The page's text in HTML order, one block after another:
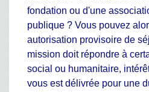
fondation ou d'une
publique ? Vous pouvez
autorisation provisoire de
mission doit répondre à
social ou humanitaire,
vous est délivrée pour une